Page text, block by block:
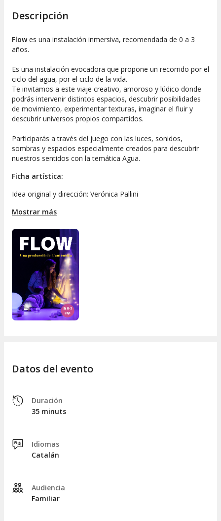
Descripción
Flowes una instalación inmersiva, recomendada de 0 a 3
años.
Es una instalación evocadora que propone un recorrido por el
ciclo del agua, por el ciclo de la vida.
Te invitamos a este viaje creativo, amoroso y lúdico donde
podrás intervenir distintos espacios, descubrir posibilidades
de movimiento, experimentar texturas, imaginar el fluir y
descubrir universos propios compartidos.
Participarás a través del juego con las luces, sonidos,
sombras y espacios especialmente creados para descubrir
nuestros sentidos con la temática Agua.
Ficha artística:
Idea original y dirección: Verónica Pallini
Espacio sonoro: Morita Vargas
Una producción de: L'autèntica
Mostrar más
Datos del evento
Duración
35 minuts
Idiomas
Catalán
Audiencia
Familiar